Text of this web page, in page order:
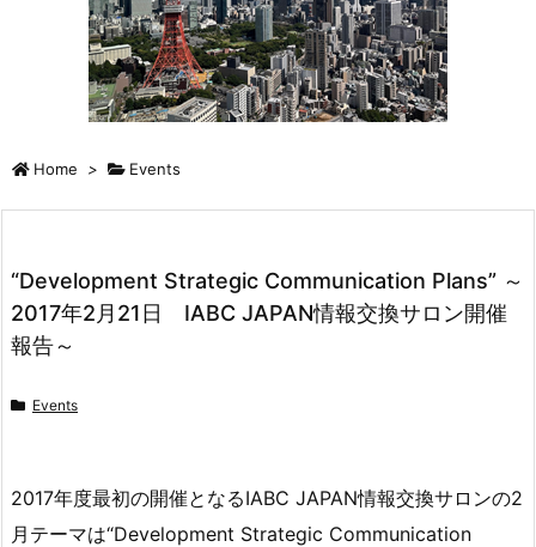
Home > Events
“Development Strategic Communication Plans” ～
2017年2月21日 IABC JAPAN情報交換サロン開催
報告～
Events
2017年度最初の開催となるIABC JAPAN情報交換サロンの2
月テーマは“Development Strategic Communication